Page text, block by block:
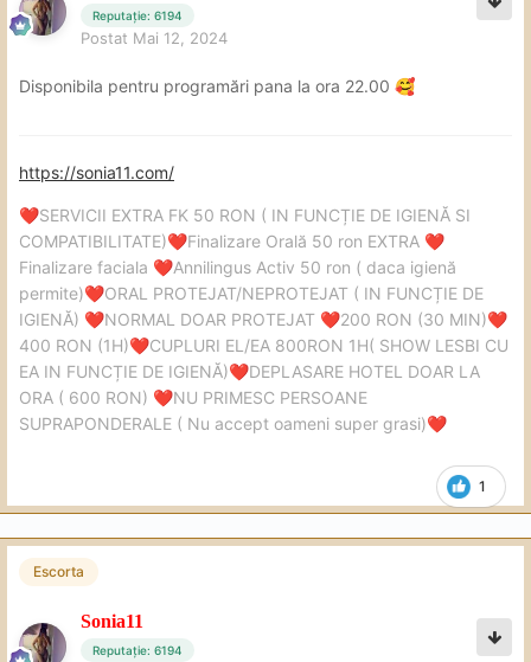
Reputație: 6194
Postat Mai 12, 2024
Disponibila pentru programări pana la ora 22.00 🥰
1
https://sonia11.com/
❤️SERVICII EXTRA FK 50 RON ( IN FUNCȚIE DE IGIENĂ SI
COMPATIBILITATE)❤️Finalizare Orală 50 ron EXTRA ❤️
Finalizare faciala ❤️Annilingus Activ 50 ron ( daca igienă
permite)❤️ORAL PROTEJAT/NEPROTEJAT ( IN FUNCȚIE DE
IGIENĂ) ❤️NORMAL DOAR PROTEJAT ❤️200 RON (30 MIN)❤️
400 RON (1H)❤️CUPLURI EL/EA 800RON 1H( SHOW LESBI CU
EA IN FUNCȚIE DE IGIENĂ)❤️DEPLASARE HOTEL DOAR LA
ORA ( 600 RON) ❤️NU PRIMESC PERSOANE
SUPRAPONDERALE ( Nu accept oameni super grasi)❤️
Escorta
Sonia11
Reputație: 6194